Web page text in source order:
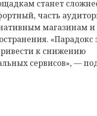
станет
часть
магазинам и
«Парадокс
к снижению
сервисов», —